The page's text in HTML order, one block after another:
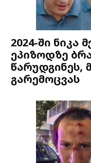
2024-ში ნიკა
ეპიზოდზე
წარუდგინეს,
გარემოცვას